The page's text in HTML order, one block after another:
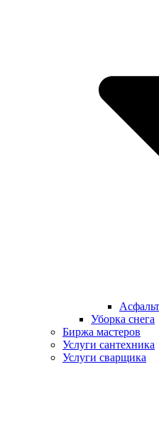
Уборка снега
Биржа мастеров
Услуги сантехника
Услуги сварщика